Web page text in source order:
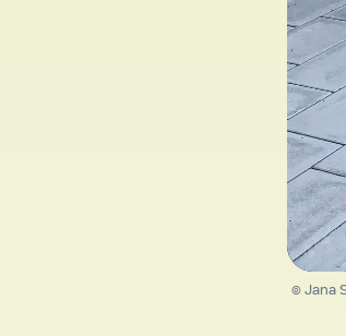
© Jana